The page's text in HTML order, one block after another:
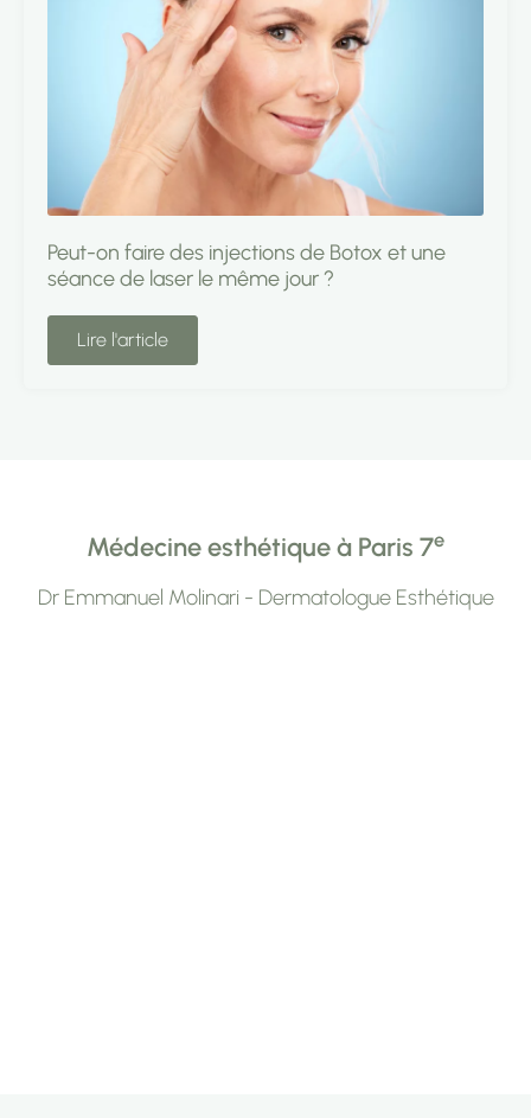
Peut-on faire des injections de Botox et une
séance de laser le même jour ?
Lire l'article
Médecine esthétique à Paris 7e
Dr Emmanuel Molinari - Dermatologue Esthétique